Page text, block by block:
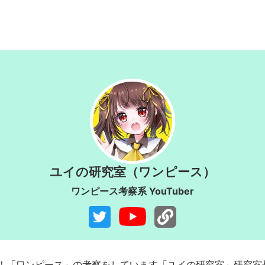
ユイの研究室（ワンピース）
ワンピース考察系 YouTuber